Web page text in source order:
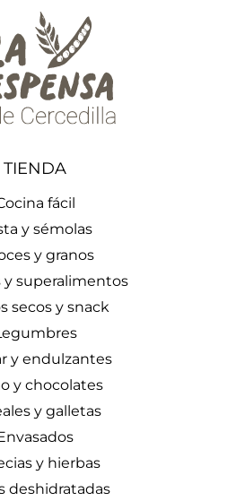
TIENDA
fácil
y sémolas
y granos
y superalimentos
secos y snack
y endulzantes
y chocolates
y galletas
y hierbas
deshidratadas